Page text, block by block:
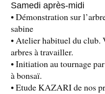
Samedi après-midi
• Démonstration sur
sabine
• Atelier habituel du club.
arbres à travailler.
• Initiation au tournage
à bonsaï.
• Etude KAZARI de nos